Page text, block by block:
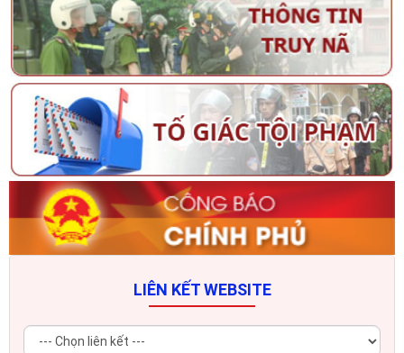
LIÊN KẾT WEBSITE